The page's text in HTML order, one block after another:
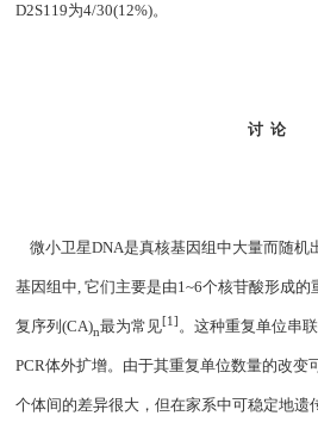
D2S119为4/30(12%)。
讨 论
微小卫星DNA是真核基因组中大量而随机
基因组中,它们主要是由1~6个核苷酸形成的
复序列(CA)n最为常见[1]。这种重复单位串
PCR体外扩增。由于其重复单位数量的改变
个体间的差异很大，但在家系中可稳定地遗